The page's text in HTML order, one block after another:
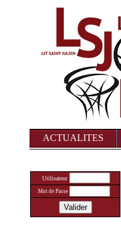
ACTUALITES
Utilisateur
Mot de Passe